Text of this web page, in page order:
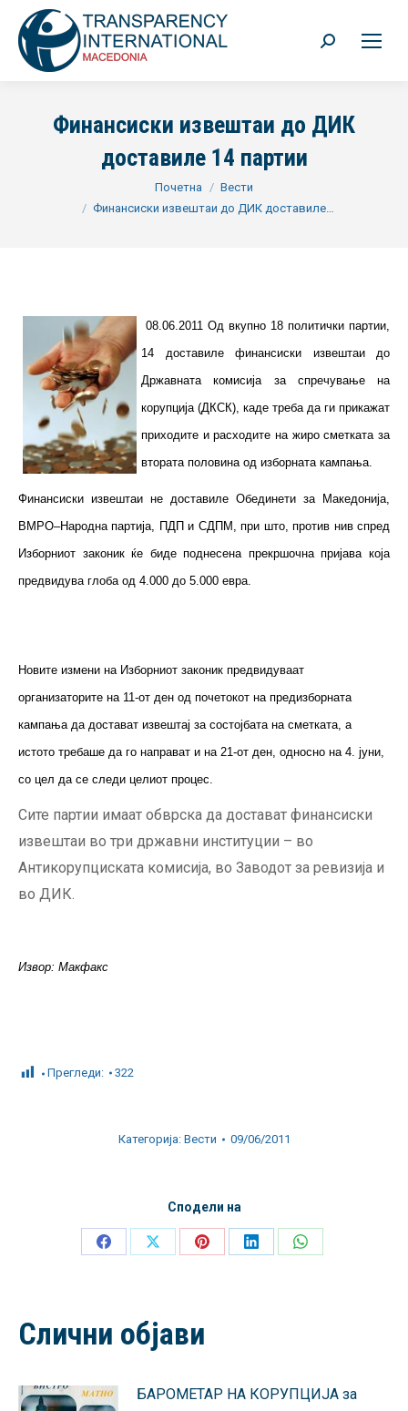
Search:
Финансиски извештаи до ДИК
доставиле 14 партии
Почетна
Вести
Финансиски извештаи до ДИК доставиле…
08.06.2011 Од вкупно 18 политички партии,
14 доставиле финансиски извештаи до
Државната комисија за спречување на
корупција (ДКСК), каде треба да ги прикажат
приходите и расходите на жиро сметката за
втората половина од изборната кампања.
Финансиски извештаи не доставиле Обединети за Македонија,
ВМРО–Народна партија, ПДП и СДПМ, при што, против нив спред
Изборниот законик ќе биде поднесена прекршочна пријава која
предвидува глоба од 4.000 до 5.000 евра.
Новите измени на Изборниот законик предвидуваат
организаторите на 11-от ден од почетокот на предизборната
кампања да достават извештај за состојбата на сметката, а
истото требаше да го направат и на 21-от ден, односно на 4. јуни,
со цел да се следи целиот процес.
Сите партии имаат обврска да достават финансиски
извештаи во три државни институции – во
Антикорупциската комисија, во Заводот за ревизија и
во ДИК.
Извор: Макфакс
Прегледи: 322
Категорија: Вести 09/06/2011
Сподели на
Share
Share
Share
Share
Share
Слични објави
БАРОМЕТАР НА КОРУПЦИЈА за